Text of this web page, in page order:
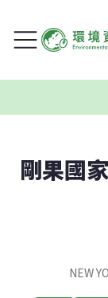
剛果國
NEW